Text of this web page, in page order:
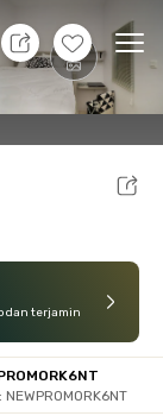
+8
Kamar
dan terjamin